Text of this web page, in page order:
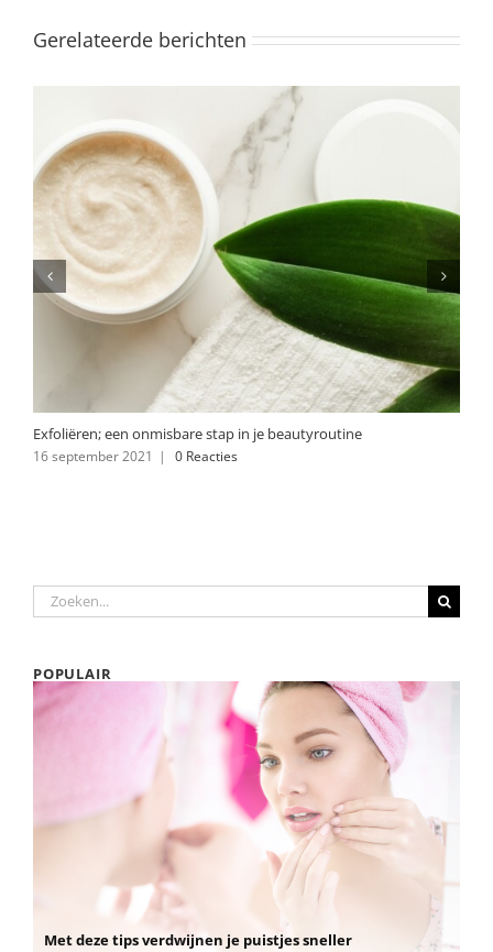
Gerelateerde berichten
Exfoliëren; een onmisbare stap in je beautyroutine
16 september 2021 | 0 Reacties
Zoeken
naar:
POPULAIR
Met deze tips verdwijnen je puistjes sneller